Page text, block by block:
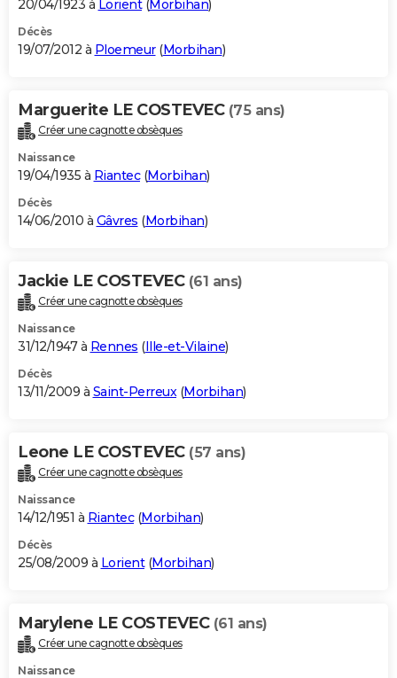
20/04/1923 à Lorient(Morbihan)
Décès
19/07/2012 à Ploemeur(Morbihan)
Marguerite LE COSTEVEC (75 ans)
Créer une cagnotte obsèques
Naissance
19/04/1935 à Riantec(Morbihan)
Décès
14/06/2010 à Gâvres (Morbihan)
Jackie LE COSTEVEC (61 ans)
Créer une cagnotte obsèques
Naissance
31/12/1947 à Rennes (Ille-et-Vilaine)
Décès
13/11/2009 à Saint-Perreux(Morbihan)
Leone LE COSTEVEC (57 ans)
Créer une cagnotte obsèques
Naissance
14/12/1951 à Riantec(Morbihan)
Décès
25/08/2009 à Lorient(Morbihan)
Marylene LE COSTEVEC (61 ans)
Créer une cagnotte obsèques
Naissance